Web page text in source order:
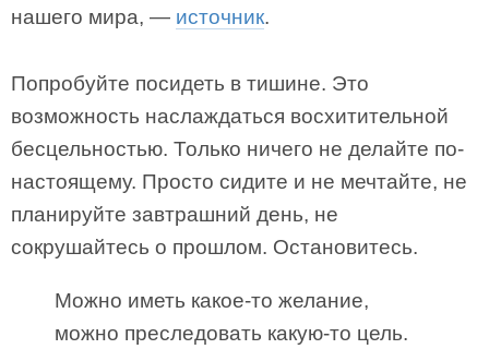
нашего мира, — источник.
Попробуйте посидеть в тишине. Это
возможность наслаждаться восхитительной
бесцельностью. Только ничего не делайте по-
настоящему. Просто сидите и не мечтайте, не
планируйте завтрашний день, не
сокрушайтесь о прошлом. Остановитесь.
Можно иметь какое-то желание,
можно преследовать какую-то цель.